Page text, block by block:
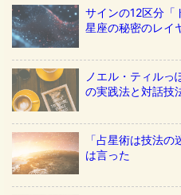
サインの12区分
星座の秘密のレイ
ノエル・ティルっ
の実践法と対話技
「占星術は技法
は言った